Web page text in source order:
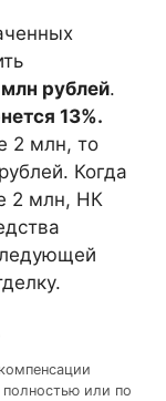
рублей.
13%.
2 млн, то
Когда
2 млн, НК
или по